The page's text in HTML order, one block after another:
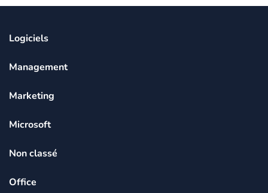
Logiciels
Management
Marketing
Microsoft
Non classé
Office